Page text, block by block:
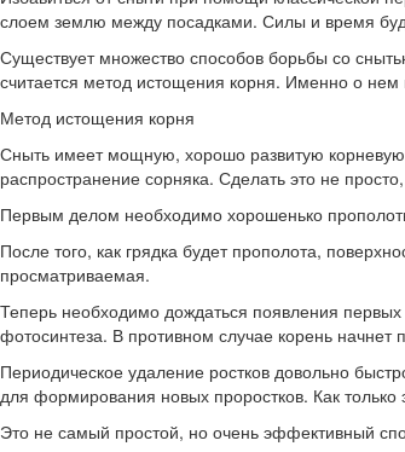
слоем землю между посадками. Силы и время
Существует множество способов борьбы со
считается метод истощения корня. Именно о нем
Метод истощения корня
Сныть имеет мощную, хорошо развитую корневую
распространение сорняка. Сделать это не
Первым делом необходимо хорошенько
После того, как грядка будет прополота,
просматриваемая.
Теперь необходимо дождаться появления
фотосинтеза. В противном случае корень начнет
Периодическое удаление ростков довольно
для формирования новых проростков. Как
Это не самый простой, но очень эффективный